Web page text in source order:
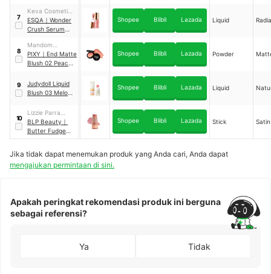
Powder Blush 03
Yarra
7
Keva Cosmetics
International
ESQA ｜ Wonder
Crush Serum
Icons Only
Shopee Blibli Lazada Liquid
8
Mandom
Indonesia
PIXY ｜ End Matte
Blush 02 Peach
Shopee Blibli Lazada Powder
9
Judydoll Liquid
Blush 03 Melon
Shopee Blibli Lazada Liquid
10
Lizzie Parra
Kreasi
BLP Beauty ｜
Butter Fudge
Collection Baby
Shopee Blibli Lazada Stick
Jika tidak dapat menemukan produk yang Anda cari, Anda dapat
mengajukan permintaan di sini.
Apakah peringkat rekomendasi produk ini berguna
sebagai referensi?
Ya Tidak